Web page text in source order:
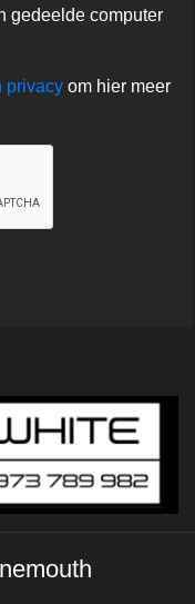
gedeelde computer
privacy om hier meer